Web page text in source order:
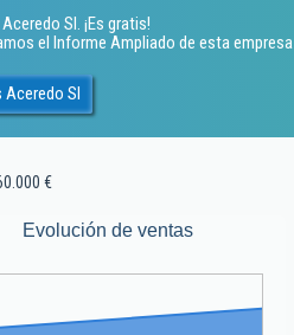
Sl. ¡Es gratis!
el Informe Ampliado de esta empresa
Aceredo Sl
€
Evolución de ventas